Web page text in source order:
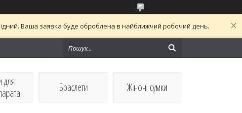
Ваша заявка буде оброблена в найближчий робочий день.
для
Браслети Жіночі сумки